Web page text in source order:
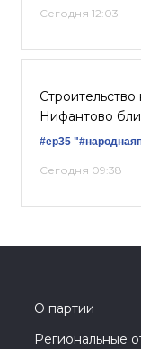
Сегодня 12:03
Нифантово
#ер35
Сегодня 09:38
О партии
Региональные